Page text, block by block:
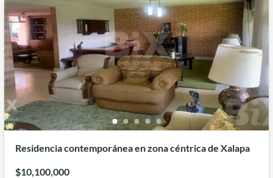
Residencia contemporánea en zona céntrica de Xalapa
$10,100,000